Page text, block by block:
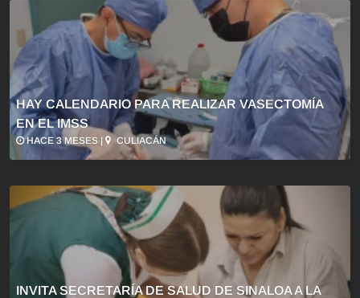
HAY CALENDARIO PARA REALIZAR VASECTOMÍA
EN EL IMSS
HACE 3 MESES | CULIACÁN
INVITA SECRETARÍA DE SALUD DE SINALOA A LA